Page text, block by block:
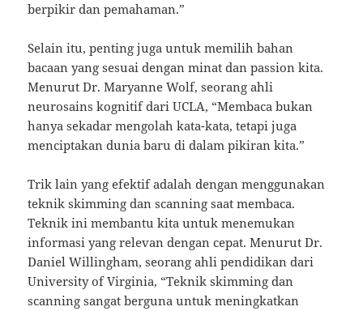
berpikir dan pemahaman.”
Selain itu, penting juga untuk memilih bahan
bacaan yang sesuai dengan minat dan passion kita.
Menurut Dr. Maryanne Wolf, seorang ahli
neurosains kognitif dari UCLA, “Membaca bukan
hanya sekadar mengolah kata-kata, tetapi juga
menciptakan dunia baru di dalam pikiran kita.”
Trik lain yang efektif adalah dengan menggunakan
teknik skimming dan scanning saat membaca.
Teknik ini membantu kita untuk menemukan
informasi yang relevan dengan cepat. Menurut Dr.
Daniel Willingham, seorang ahli pendidikan dari
University of Virginia, “Teknik skimming dan
scanning sangat berguna untuk meningkatkan